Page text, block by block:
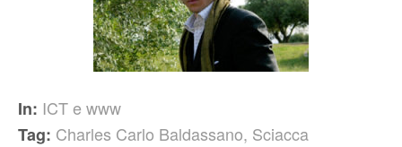
In: ICT e www
Tag: Charles Carlo Baldassano, Sciacca